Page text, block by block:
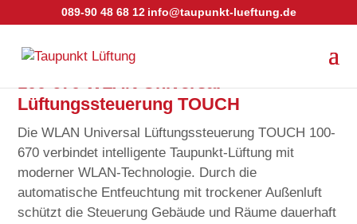
089-90 48 68 12 info@taupunkt-lueftung.de
100-670 WLAN Universal
Lüftungssteuerung TOUCH
Die WLAN Universal Lüftungssteuerung TOUCH 100-
670 verbindet intelligente Taupunkt-Lüftung mit
moderner WLAN-Technologie. Durch die
automatische Entfeuchtung mit trockener Außenluft
schützt die Steuerung Gebäude und Räume dauerhaft